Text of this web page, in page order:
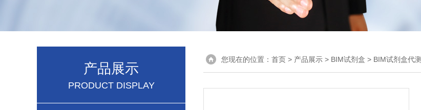
产品展示
PRODUCT DISPLAY
您现在的位置： 首页 > 产品展示 > BIM试剂盒 > BIM试剂盒代测